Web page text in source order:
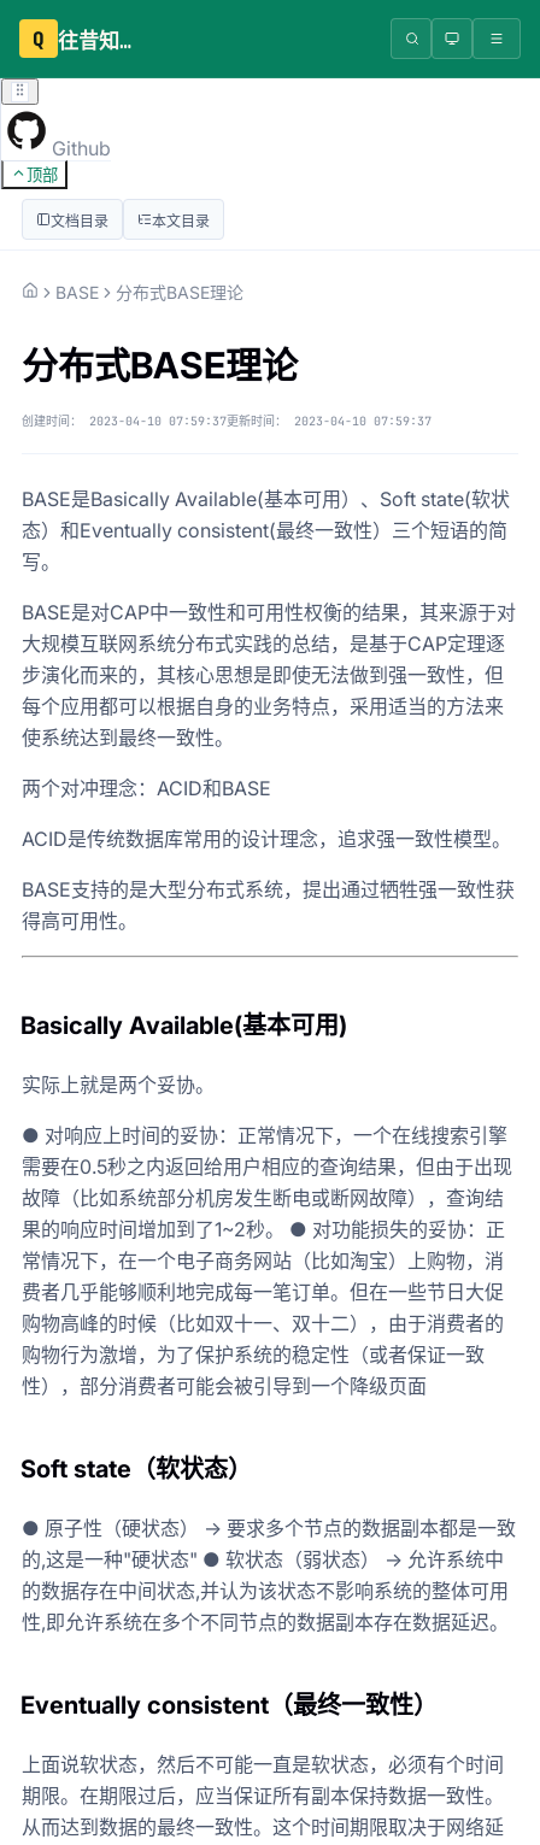
Q 往昔知识库
Github
顶部
文档目录 本文目录
BASE 分布式BASE理论
分布式BASE理论
创建时间： 2023-04-10 07:59:37更新时间： 2023-04-10 07:59:37
BASE是Basically Available(基本可用）、Soft state(软状
态）和Eventually consistent(最终一致性）三个短语的简
写。
BASE是对CAP中一致性和可用性权衡的结果，其来源于对
大规模互联网系统分布式实践的总结，是基于CAP定理逐
步演化而来的，其核心思想是即使无法做到强一致性，但
每个应用都可以根据自身的业务特点，采用适当的方法来
使系统达到最终一致性。
两个对冲理念：ACID和BASE
ACID是传统数据库常用的设计理念，追求强一致性模型。
BASE支持的是大型分布式系统，提出通过牺牲强一致性获
得高可用性。
Basically Available(基本可用)
实际上就是两个妥协。
● 对响应上时间的妥协：正常情况下，一个在线搜索引擎
需要在0.5秒之内返回给用户相应的查询结果，但由于出现
故障（比如系统部分机房发生断电或断网故障），查询结
果的响应时间增加到了1~2秒。 ● 对功能损失的妥协：正
常情况下，在一个电子商务网站（比如淘宝）上购物，消
费者几乎能够顺利地完成每一笔订单。但在一些节日大促
购物高峰的时候（比如双十一、双十二），由于消费者的
购物行为激增，为了保护系统的稳定性（或者保证一致
性），部分消费者可能会被引导到一个降级页面
Soft state（软状态）
● 原子性（硬状态） -> 要求多个节点的数据副本都是一致
的,这是一种"硬状态" ● 软状态（弱状态） -> 允许系统中
的数据存在中间状态,并认为该状态不影响系统的整体可用
性,即允许系统在多个不同节点的数据副本存在数据延迟。
Eventually consistent（最终一致性）
上面说软状态，然后不可能一直是软状态，必须有个时间
期限。在期限过后，应当保证所有副本保持数据一致性。
从而达到数据的最终一致性。这个时间期限取决于网络延